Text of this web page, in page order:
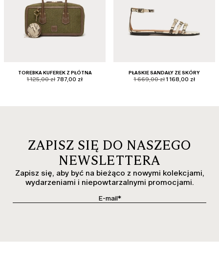
TOREBKA KUFEREK Z PŁÓTNA
product.price.original
1 125,00 zł product.price.sale
787,00 zł
PŁASKIE SANDAŁY ZE SKÓRY
product.price.original
1 669,00 złproduct.price.sale
1 168,00 zł
ZAPISZ SIĘ DO NASZEGO
NEWSLETTERA
Zapisz się, aby być na bieżąco z nowymi kolekcjami,
wydarzeniami i niepowtarzalnymi promocjami.